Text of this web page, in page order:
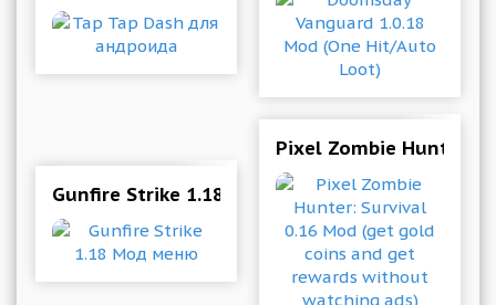
Gunfire Strike 1.18 Мод меню
Pixel Zombie Hunter: